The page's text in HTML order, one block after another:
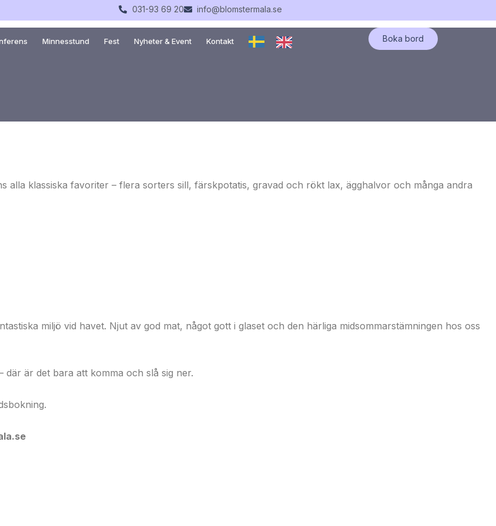
031-93 69 20 info@blomstermala.se
Minnesstund Fest Nyheter & Event Kontakt Boka bord
alla klassiska favoriter – flera sorters sill, färskpotatis, gravad och rökt lax, ägghalvor och många andra
miljö vid havet. Njut av god mat, något gott i glaset och den härliga midsommarstämningen hos oss
är det bara att komma och slå sig ner.